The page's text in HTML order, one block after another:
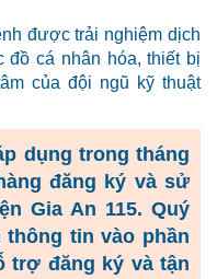
được trải nghiệm dịch
cá nhân hóa, thiết bị
của đội ngũ kỹ thuật
dụng trong tháng
đăng ký và sử
Gia An 115. Quý
tin vào phần
trợ đăng ký và tận